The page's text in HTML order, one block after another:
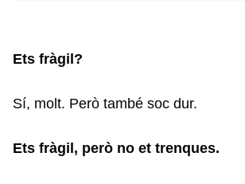
Ets fràgil?
Sí, molt. Però també soc dur.
Ets fràgil, però no et trenques.